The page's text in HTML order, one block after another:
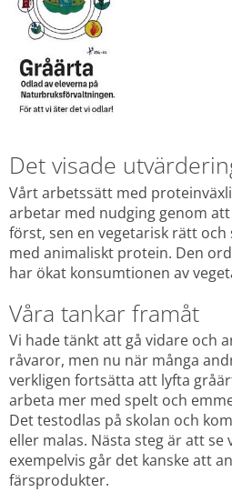
Det visade
Vårt arbetssätt med
arbetar med nudging genom
först, sen en vegetarisk rätt
med animaliskt protein. Den
har ökat konsumtionen av
Våra tankar framåt
Vi hade tänkt att gå vidare och
råvaror, men nu när många
verkligen fortsätta att lyfta
arbeta mer med spelt och
Det testodlas på skolan och
eller malas. Nästa steg är att se
exempelvis går det kanske att
färsprodukter.